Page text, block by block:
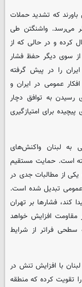
که تشدید حملات
می‌رسد. واشنگتن طی
کرده و در حالی که از
سوی دیگر حفظ فشار
را در پیش گرفته
عمومی در ایران و
رسیدن به توافق دچار
برای امتیازگیری
به لبنان واکنش‌های
است. حمایت مستقیم
یکی از مطالبات جدی در
عمومی تبدیل شده است.
کند، فشارها بر تهران
مقاومت افزایش خواهد
سطحی فراتر از شرایط
با افزایش تنش در
تقویت کرده که منطقه